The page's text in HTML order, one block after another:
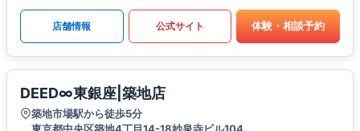
店舗情報 公式サイト 体験・相談予約
DEED∞東銀座|築地店
築地市場駅から徒歩5分
東京都中央区築地4丁目14-18妙泉寺ビル104